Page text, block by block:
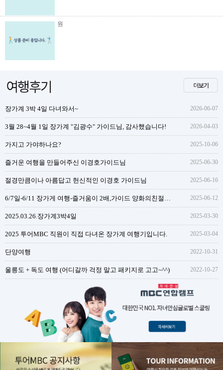
원
장가계 3박 4일 다녀와서~ 2026-06-07
3월 28~4월 1일 장가계 "김광수" 가이드님, 감사했습니다! 2026-04-03
가지고 가야하나요? 2025-10-06
즐거운 여행을 만들어주신 이경호가이드님 2025-06-30
절경만큼이나 아름답고 헌신적인 이경호 가이드님 2025-06-16
2025-06-12
2025.03.26.장가계3박4일 2025-03-30
2025 투어MBC 직원이 직접 다녀온 장가계 여행기입니다. 2025-03-04
단양여행 2022-10-31
울릉도 + 독도 여행 (어디갈까 걱정 말고 패키지로 고고~^^) 2022-10-27